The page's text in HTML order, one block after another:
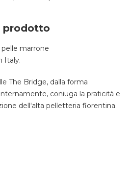
prodotto
pelle marrone
Italy.
The Bridge, dalla forma
coniuga la praticità e
dell'alta pelletteria fiorentina.